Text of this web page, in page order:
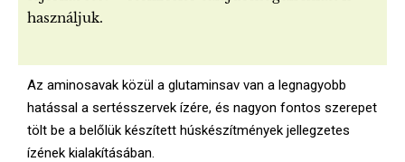
használjuk.
Az aminosavak közül a glutaminsav van a legnagyobb
hatással a sertésszervek ízére, és nagyon fontos szerepet
tölt be a belőlük készített húskészítmények jellegzetes
ízének kialakításában.